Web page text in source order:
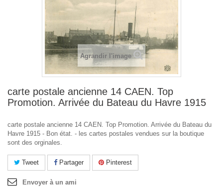
Agrandir l'image
carte postale ancienne 14 CAEN. Top
Promotion. Arrivée du Bateau du Havre 1915
carte postale ancienne 14 CAEN. Top Promotion. Arrivée du Bateau du
Havre 1915 - Bon état. - les cartes postales vendues sur la boutique
sont des orginales.
Tweet Partager Pinterest
Envoyer à un ami